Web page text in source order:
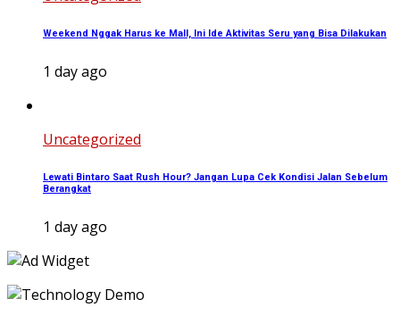
Weekend Nggak Harus ke Mall, Ini Ide Aktivitas Seru yang Bisa Dilakukan
1 day ago
Uncategorized
Lewati Bintaro Saat Rush Hour? Jangan Lupa Cek Kondisi Jalan Sebelum
Berangkat
1 day ago